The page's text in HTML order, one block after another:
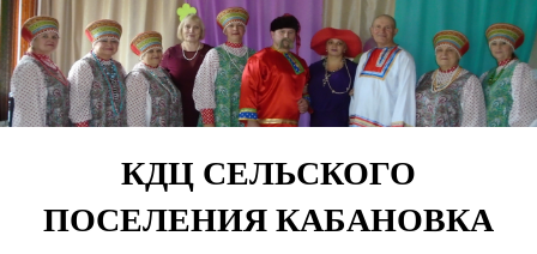
Перейти
к
содержимому
КДЦ СЕЛЬСКОГО
ПОСЕЛЕНИЯ КАБАНОВКА